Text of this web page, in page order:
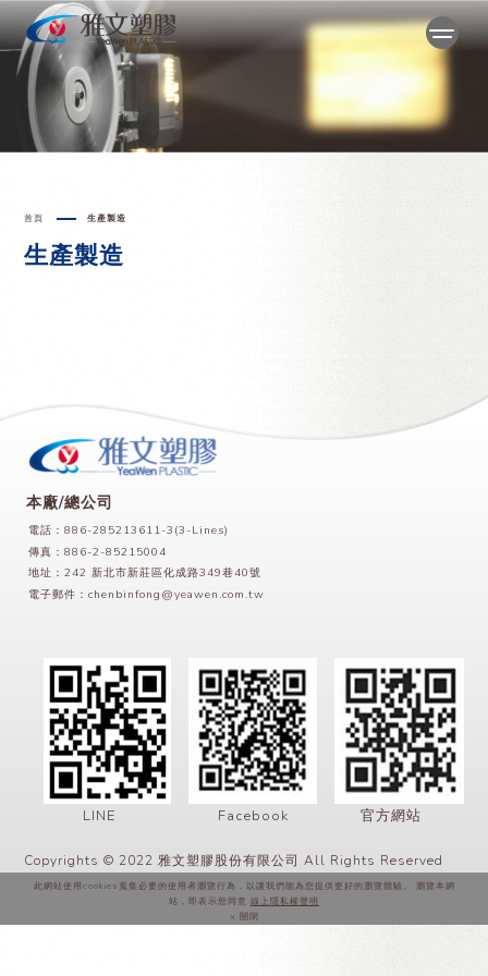
首頁 生產製造
生產製造
本廠/總公司
電話：886-285213611-3(3-Lines)
傳真：886-2-85215004
地址：242 新北市新莊區化成路349巷40號
電子郵件：chenbinfong@yeawen.com.tw
LINE Facebook 官方網站
Copyrights © 2022 雅文塑膠股份有限公司 All Rights Reserved
此網站使用cookies蒐集必要的使用者瀏覽行為，以讓我們能為您提供更好的瀏覽體驗。 瀏覽本網
站，即表示您同意 線上隱私權聲明
× 關閉